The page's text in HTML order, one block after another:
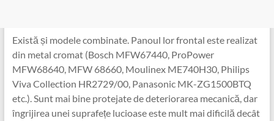
Există și modele combinate. Panoul lor frontal este realizat
din metal cromat (Bosch MFW67440, ProPower
MFW68640, MFW 68660, Moulinex ME740H30, Philips
Viva Collection HR2729/00, Panasonic MK-ZG1500BTQ
etc.). Sunt mai bine protejate de deteriorarea mecanică, dar
îngrijirea unei suprafețe lucioase este mult mai dificilă decât